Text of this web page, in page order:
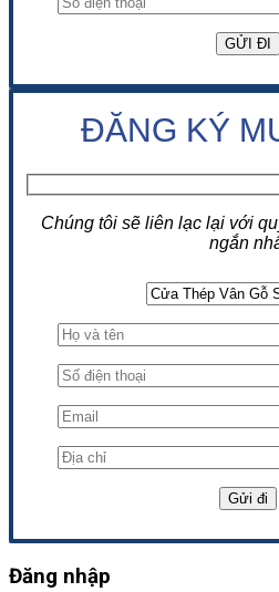
ĐĂNG KÝ
Chúng tôi sẽ liên lạc lại với
ngắn
Đăng nhập